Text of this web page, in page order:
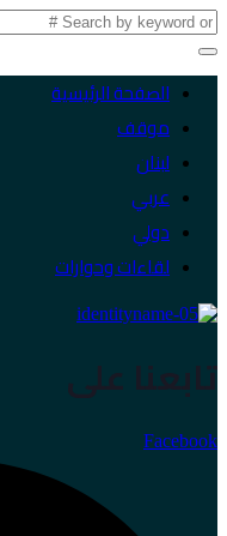
الصفحة الرئيسية
موقف
لبنان
عربي
دولي
لقاءات وحوارات
تابعنا على
Facebook